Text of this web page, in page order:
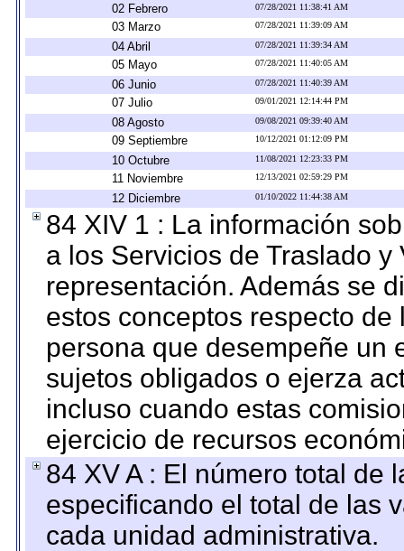
02 Febrero 07/28/2021 11:38:41 AM
03 Marzo 07/28/2021 11:39:09 AM
04 Abril 07/28/2021 11:39:34 AM
05 Mayo 07/28/2021 11:40:05 AM
06 Junio 07/28/2021 11:40:39 AM
07 Julio 09/01/2021 12:14:44 PM
08 Agosto 09/08/2021 09:39:40 AM
09 Septiembre 10/12/2021 01:12:09 PM
10 Octubre 11/08/2021 12:23:33 PM
11 Noviembre 12/13/2021 02:59:29 PM
12 Diciembre 01/10/2022 11:44:38 AM
84 XIV 1 : La información
a los Servicios de Traslado
representación. Además se
estos conceptos respecto
persona que desempeñe un
sujetos obligados o ejerza
incluso cuando estas
ejercicio de recursos
84 XV A : El número total de
especificando el total de las
cada unidad administrativa.